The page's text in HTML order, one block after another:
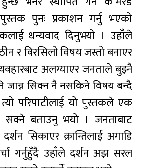
पुनः प्रकाशन गर्नु भएको
धन्यवाद दिनुभयो । उहाँले
र विरसिलो विषय जस्तो बनाएर
अलग्याएर जनताले बुझ्नै
जान्न सिक्न नै नसकिने विषय बन्दै
परिपाटीलाई यो पुस्तकले एक
सक्ने बताउनु भयो । जनताबाट
सिकाएर क्रान्तिलाई अगाडि
गर्नुहुँदै उहाँले दर्शन अझ सरल